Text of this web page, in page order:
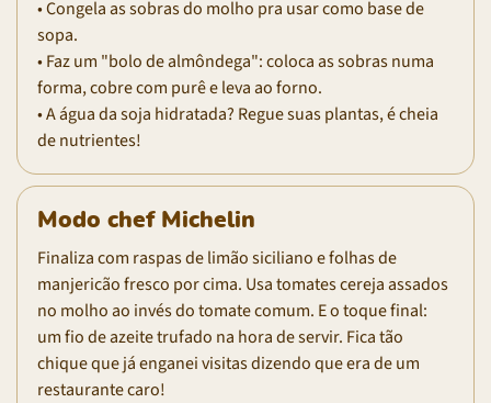
• Congela as sobras do molho pra usar como base de
sopa.
• Faz um "bolo de almôndega": coloca as sobras numa
forma, cobre com purê e leva ao forno.
• A água da soja hidratada? Regue suas plantas, é cheia
de nutrientes!
Modo chef Michelin
Finaliza com raspas de limão siciliano e folhas de
manjericão fresco por cima. Usa tomates cereja assados
no molho ao invés do tomate comum. E o toque final:
um fio de azeite trufado na hora de servir. Fica tão
chique que já enganei visitas dizendo que era de um
restaurante caro!